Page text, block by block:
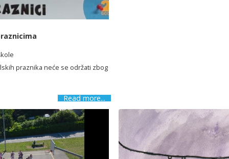
praznika neće se održati zbog
Read more...